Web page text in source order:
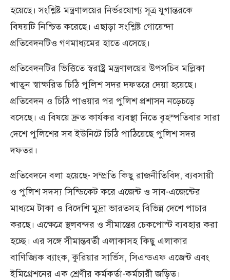
হয়েছে। সংশ্লিষ্ট মন্ত্রণালয়ের নির্ভরযোগ্য সূত্র যুগান্তরকে
বিষয়টি নিশ্চিত করেছে। এছাড়া সংশ্লিষ্ট গোয়েন্দা
প্রতিবেদনটিও গণমাধ্যমের হাতে এসেছে।
প্রতিবেদনটির ভিত্তিতে স্বরাষ্ট্র মন্ত্রণালয়ের উপসচিব মল্লিকা
খাতুন স্বাক্ষরিত চিঠি পুলিশ সদর দফতরে দেয়া হয়েছে।
প্রতিবেদন ও চিঠি পাওয়ার পর পুলিশ প্রশাসন নড়েচড়ে
বসেছে। এ বিষয়ে দ্রুত কার্যকর ব্যবস্থা নিতে বৃহস্পতিবার সারা
দেশে পুলিশের সব ইউনিটে চিঠি পাঠিয়েছে পুলিশ সদর
দফতর।
প্রতিবেদনে বলা হয়েছে- সম্প্রতি কিছু রাজনীতিবিদ, ব্যবসায়ী
ও পুলিশ সদস্য সিন্ডিকেট করে এজেন্ট ও সাব-এজেন্টের
মাধ্যমে টাকা ও বিদেশি মুদ্রা ভারতসহ বিভিন্ন দেশে পাচার
করছে। এক্ষেত্রে স্থলবন্দর ও সীমান্তের চেকপোস্ট ব্যবহার করা
হচ্ছে। এর সঙ্গে সীমান্তবর্তী এলাকাসহ কিছু এলাকার
বাণিজ্যিক ব্যাংক, কুরিয়ার সার্ভিস, সিএন্ডএফ এজেন্ট এবং
ইমিগ্রেশনের এক শ্রেণীর কর্মকর্তা-কর্মচারী জড়িত।